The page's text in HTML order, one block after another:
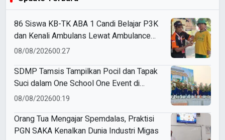
86 Siswa KB-TK ABA 1 Candi Belajar P3K
dan Kenali Ambulans Lewat Ambulance
Goes to Schools
08/08/202600:27
SDMP Tamsis Tampilkan Pocil dan Tapak
Suci dalam One School One Event di
Mojokerto
08/08/202600:19
Orang Tua Mengajar Spemdalas, Praktisi
PGN SAKA Kenalkan Dunia Industri Migas